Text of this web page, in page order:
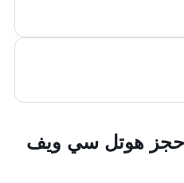
حجز هوتل سي ويف